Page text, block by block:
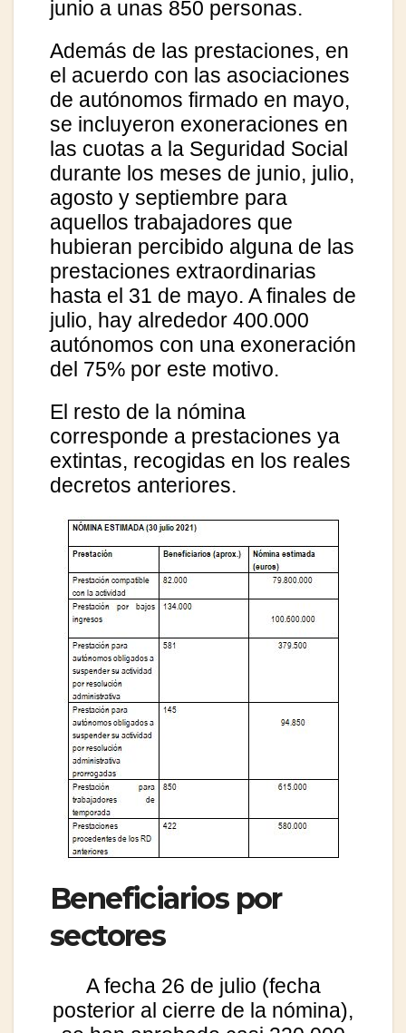
junio a unas 850 personas.
Además de las prestaciones, en
el acuerdo con las asociaciones
de autónomos firmado en mayo,
se incluyeron exoneraciones en
las cuotas a la Seguridad Social
durante los meses de junio, julio,
agosto y septiembre para
aquellos trabajadores que
hubieran percibido alguna de las
prestaciones extraordinarias
hasta el 31 de mayo. A finales de
julio, hay alrededor 400.000
autónomos con una exoneración
del 75% por este motivo.
El resto de la nómina
corresponde a prestaciones ya
extintas, recogidas en los reales
decretos anteriores.
Beneficiarios por
sectores
A fecha 26 de julio (fecha
posterior al cierre de la nómina),